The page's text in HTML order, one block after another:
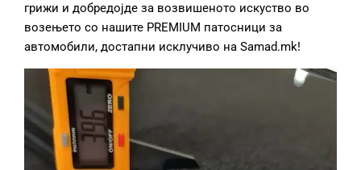
грижи и добредојде за возвишеното искуство во
возењето со нашите PREMIUM патосници за
автомобили, достапни исклучиво на Samad.mk!